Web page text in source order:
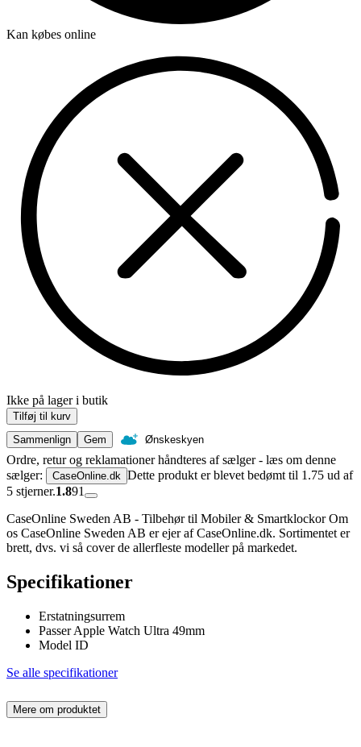
Kan købes online
Ikke på lager i butik
Tilføj til kurv
Sammenlign
Gem Ønskeskyen
Ordre, retur og reklamationer håndteres af sælger - læs om denne
sælger:
CaseOnline.dk Dette produkt er blevet bedømt til 1.75 ud af
5 stjerner.1.891
CaseOnline Sweden AB - Tilbehør til Mobiler & Smartklockor Om
os CaseOnline Sweden AB er ejer af CaseOnline.dk. Sortimentet er
brett, dvs. vi så cover de allerfleste modeller på markedet.
Specifikationer
Erstatningsurrem
Passer Apple Watch Ultra 49mm
Model ID
Se alle specifikationer
Mere om produktet